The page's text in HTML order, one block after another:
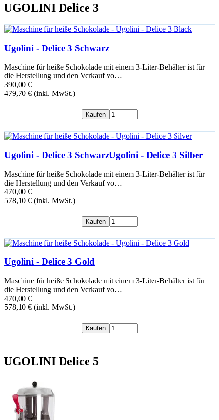
UGOLINI Delice 3
Ugolini - Delice 3 Schwarz
Maschine für heiße Schokolade mit einem 3-Liter-Behälter ist für
die Herstellung und den Verkauf vo…
390,00 €
479,70 € (inkl. MwSt.)
Kaufen
Ugolini - Delice 3 SchwarzUgolini - Delice 3 Silber
Maschine für heiße Schokolade mit einem 3-Liter-Behälter ist für
die Herstellung und den Verkauf vo…
470,00 €
578,10 € (inkl. MwSt.)
Kaufen
Ugolini - Delice 3 Gold
Maschine für heiße Schokolade mit einem 3-Liter-Behälter ist für
die Herstellung und den Verkauf vo…
470,00 €
578,10 € (inkl. MwSt.)
Kaufen
UGOLINI Delice 5